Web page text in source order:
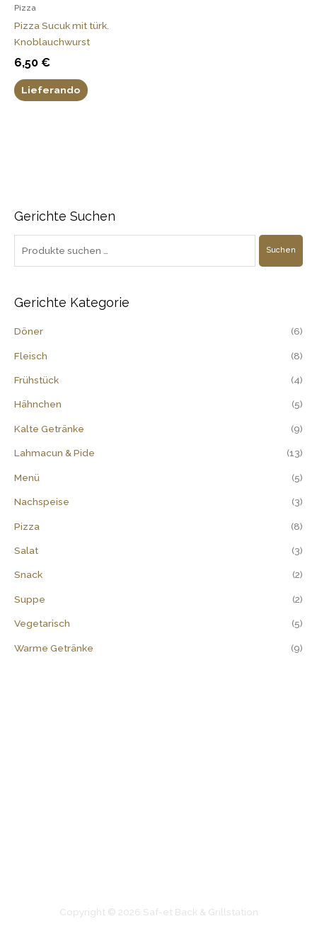
Pizza
Pizza Sucuk mit türk.
Knoblauchwurst
6,50 €
Lieferando
Gerichte Suchen
S
u
n
:
Suchen
Gerichte Kategorie
Döner (6)
Fleisch (8)
Frühstück (4)
Hähnchen (5)
Kalte Getränke (9)
Lahmacun & Pide (13)
Menü (5)
Nachspeise (3)
Pizza (8)
Salat (3)
Snack (2)
Suppe (2)
Vegetarisch (5)
Warme Getränke (9)
Copyright © 2026 Saf-et Back & Grillstation